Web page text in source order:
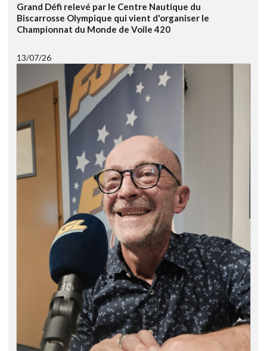
Grand Défi relevé par le Centre Nautique du
Biscarrosse Olympique qui vient d'organiser le
Championnat du Monde de Voile 420
13/07/26